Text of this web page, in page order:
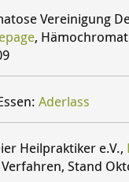
Vereinigung
,
Aderlass
Heilpraktiker e.V.,
Stand